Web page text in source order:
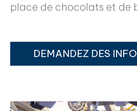
place de chocolats et de
DEMANDEZ DES